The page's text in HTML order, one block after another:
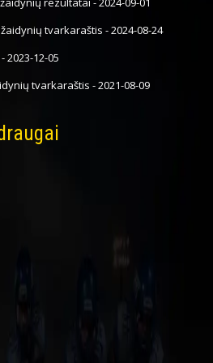
tvarkaraštis -2024-08-24
-2023-12-05
tvarkaraštis -2021-08-09